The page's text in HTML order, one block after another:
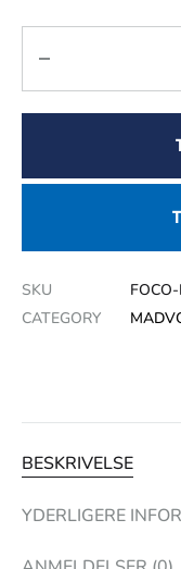
SKU
CATEGORY
BESKRIVELSE
YDERLIGERE